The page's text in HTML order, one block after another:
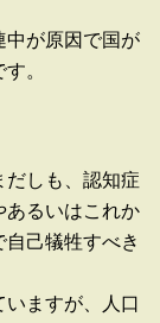
中が原因で国が
。
だしも、認知症
あるいはこれか
己犠牲すべき
ますが、人口